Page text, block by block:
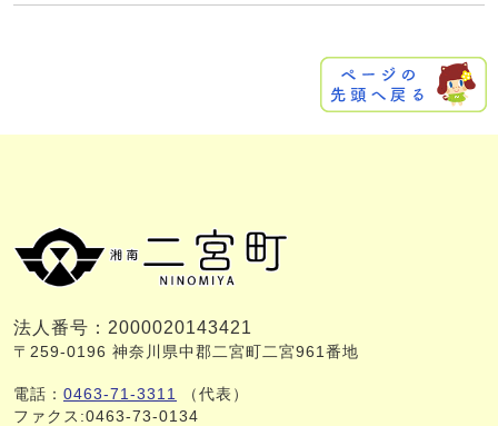
法人番号：2000020143421
〒259-0196 神奈川県中郡二宮町二宮961番地
電話： 0463-71-3311
（代表）
ファクス:0463-73-0134